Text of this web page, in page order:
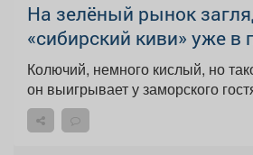
На зелёный рынок
«сибирский киви» уже в
Колючий, немного кислый, но такой